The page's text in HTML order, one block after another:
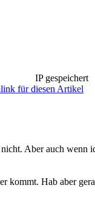
IP gespeichert
für diesen Artikel
Aber auch wenn
Hab aber